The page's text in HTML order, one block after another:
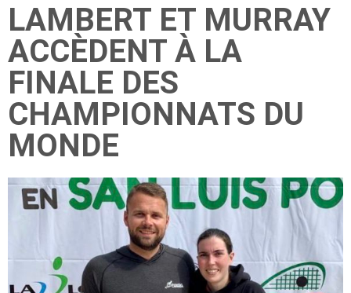
LAMBERT ET MURRAY
ACCÈDENT À LA
FINALE DES
CHAMPIONNATS DU
MONDE